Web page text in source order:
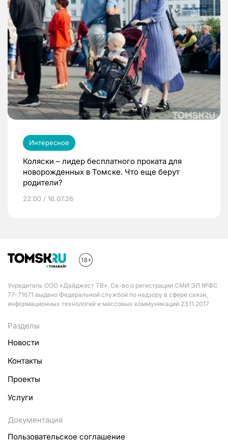
Интересное
Коляски – лидер бесплатного проката для
новорожденных в Томске. Что еще берут
родители?
22:00 / 16.07.26
Учредитель ООО «Дайджест ТВ». Св-во о регистрации СМИ ЭЛ №ФС
77-71671 выдано Федеральной службой по надзору в сфере связи,
информационных технологий и массовых коммуникаций 23.11.2017
Разделы
Новости
Контакты
Проекты
Услуги
Документация
Пользовательское соглашение